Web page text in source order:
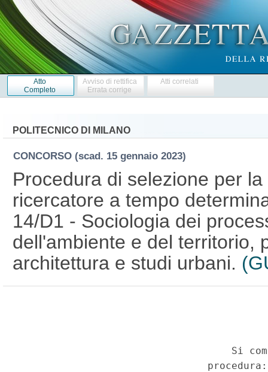
Atto
Completo
Avviso di rettifica
Errata corrige
Atti correlati
POLITECNICO DI MILANO
CONCORSO (scad. 15 gennaio 2023)
Procedura di selezione per
ricercatore a tempo
14/D1 - Sociologia dei
dell'ambiente e del territorio,
architettura e studi urbani.